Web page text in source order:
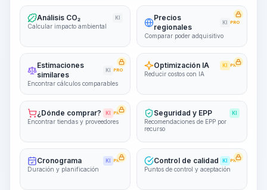
Análisis CO₂ KI
Calcular impacto ambiental
Precios
regionales
KI PRO
Comparar poder adquisitivo
Estimaciones
similares
KI PRO
Encontrar cálculos comparables
Optimización IA KI PRO
Reducir costos con IA
¿Dónde comprar? KI PRO
Encontrar tiendas y proveedores
Seguridad y EPP KI
Recomendaciones de EPP por
recurso
Cronograma KI PRO
Duración y planificación
Control de calidad KI PRO
Puntos de control y aceptación